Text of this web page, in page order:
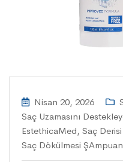
Nisan 20, 2026
Saç Uzamasını
EstethicaMed, Saç
Saç Dökülmesi ŞAmpuan